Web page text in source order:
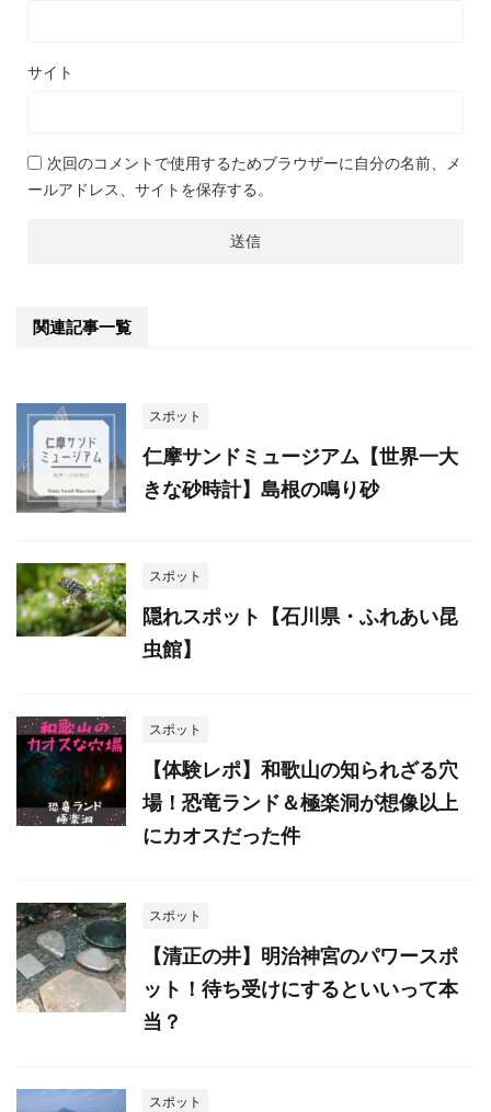
サイト
次回のコメントで使用するためブラウザーに自分の名前、メ
ールアドレス、サイトを保存する。
関連記事一覧
スポット
仁摩サンドミュージアム【世界一大
きな砂時計】島根の鳴り砂
スポット
隠れスポット【石川県・ふれあい昆
虫館】
スポット
【体験レポ】和歌山の知られざる穴
場！恐竜ランド＆極楽洞が想像以上
にカオスだった件
スポット
【清正の井】明治神宮のパワースポ
ット！待ち受けにするといいって本
当？
スポット